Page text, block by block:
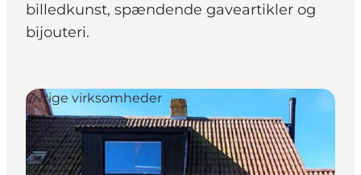
billedkunst, spændende gaveartikler og
bijouteri.
Øvrige virksomheder